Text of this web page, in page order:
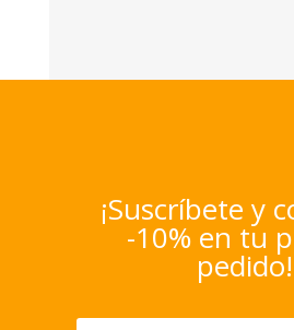
¡Suscríbete y
-10% en tu
pedido!